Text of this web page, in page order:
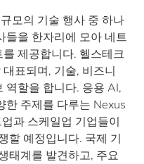
모의 기술 행사 중 하나
들을 한자리에 모아 네트
제공합니다. 헬스테크
표되며, 기술, 비즈니
역할을 합니다. 응용 AI,
한 주제를 다루는 Nexus
과 스케일업 기업들이
할 예정입니다. 국제 기
태계를 발견하고, 주요